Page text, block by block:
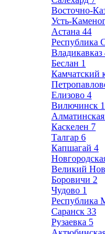
Восточно-
Усть-
Астана 44
Республика
Владикавказ
Беслан 1
Камчатский
Елизово 4
Вилючинск 1
Алматинская
Каскелен 7
Талгар 6
Капшагай 4
Великий
Боровичи 2
Чудово 1
Республика
Саранск 33
Рузаевка 5